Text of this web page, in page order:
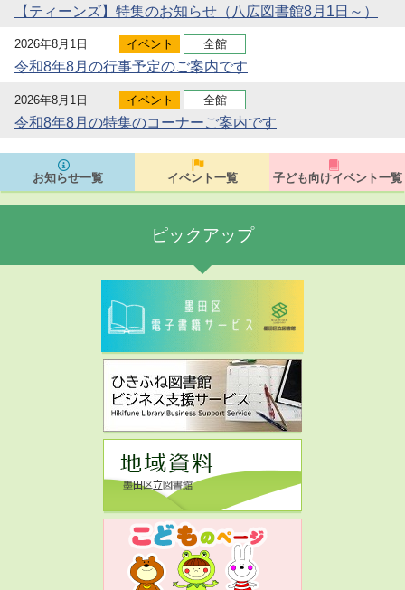
【ティーンズ】特集のお知らせ（八広図書館8月1日～）
2026年8月1日 イベント 全館
令和8年8月の行事予定のご案内です
2026年8月1日 イベント 全館
令和8年8月の特集のコーナーご案内です
お知らせ一覧 イベント一覧 子ども向けイベント一覧
ピックアップ